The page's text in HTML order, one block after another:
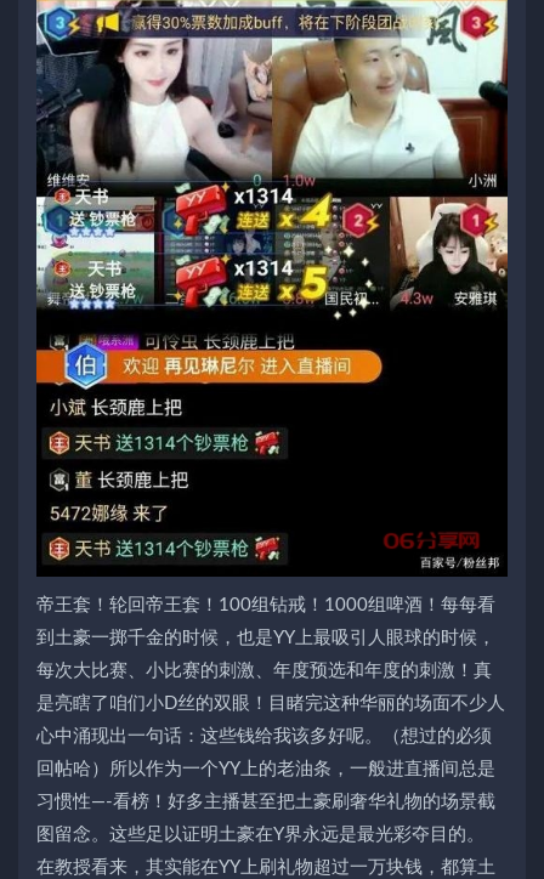
帝王套！轮回帝王套！100组钻戒！1000组啤酒！每每看
到土豪一掷千金的时候，也是YY上最吸引人眼球的时候，
每次大比赛、小比赛的刺激、年度预选和年度的刺激！真
是亮瞎了咱们小D丝的双眼！目睹完这种华丽的场面不少人
心中涌现出一句话：这些钱给我该多好呢。（想过的必须
回帖哈）所以作为一个YY上的老油条，一般进直播间总是
习惯性—-看榜！好多主播甚至把土豪刷奢华礼物的场景截
图留念。这些足以证明土豪在Y界永远是最光彩夺目的。
在教授看来，其实能在YY上刷礼物超过一万块钱，都算土